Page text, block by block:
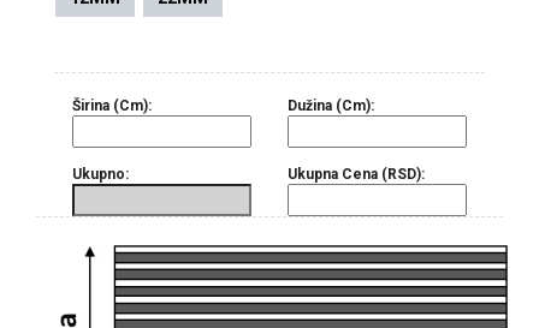
Širina (cm): Dužina (cm):
Ukupno: Ukupna Cena (RSD):